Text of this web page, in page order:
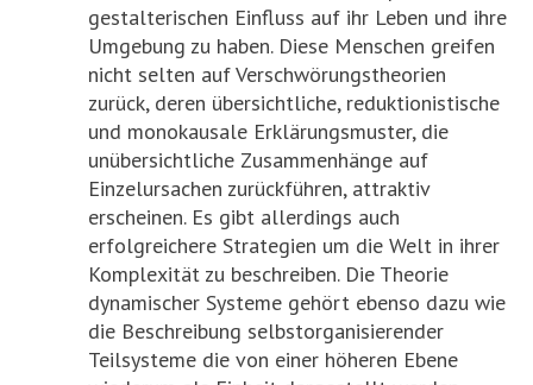
gestalterischen Einfluss auf ihr Leben und ihre
Umgebung zu haben. Diese Menschen greifen
nicht selten auf Verschwörungstheorien
zurück, deren übersichtliche, reduktionistische
und monokausale Erklärungsmuster, die
unübersichtliche Zusammenhänge auf
Einzelursachen zurückführen, attraktiv
erscheinen. Es gibt allerdings auch
erfolgreichere Strategien um die Welt in ihrer
Komplexität zu beschreiben. Die Theorie
dynamischer Systeme gehört ebenso dazu wie
die Beschreibung selbstorganisierender
Teilsysteme die von einer höheren Ebene